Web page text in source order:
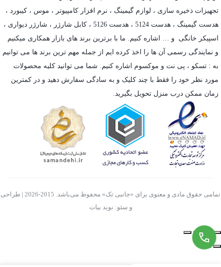
تجهیزات ذخیره سازی ، لوازم گیمینگ ، نرم افزار کامپیوتر ، موس ، کیبورد ،
هدست گیمینگ ، هدست 5124 ، هدست 5126 ، کابل شارژر ، شارژر دیواری ،
اسپیکر خانگی و … اشاره کنیم. ما با برترین برند های بازار همکاری میکنیم
و نمایندگی رسمی آن ها را اخذ کرده ایم از جمله مهم ترین برند ها می توانیم
به : تسکو ، پی نت و موکسوم اشاره کنیم. شما می توانید کلیه محصولات
مورد نظر خود را فقط با چند کلیک و به سادگی سفارش دهید و در کمترین
زمان ممکن درب منزل تحویل بگیرید.
تمامی حقوق مادی و معنوی برای «جانبی تک» محفوظ می‌باشد. 2015-2026 | طراحی
و سئو: نوید بیات